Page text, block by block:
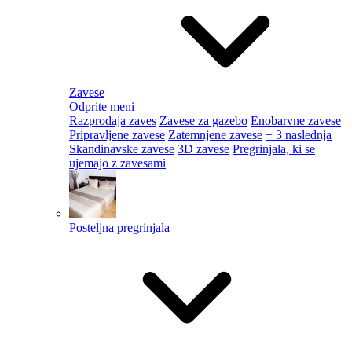
Zavese
Odprite meni
Razprodaja zaves Zavese za gazebo Enobarvne zavese
Pripravljene zavese Zatemnjene zavese + 3 naslednja
Skandinavske zavese 3D zavese Pregrinjala, ki se
ujemajo z zavesami
Posteljna pregrinjala